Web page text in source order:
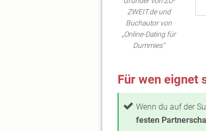
ZWEIT.de und
Buchautor von
„Online-Dating für
Dummies“
Für wen eignet
Wenn du auf der
festen